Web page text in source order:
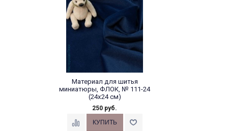
Материал для шитья
миниатюры, ФЛОК, № 111-24
(24х24 см)
250 руб.